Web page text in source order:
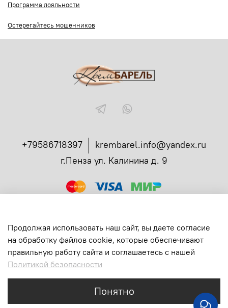
Программа лояльности
Остерегайтесь мошенников
+79586718397
krembarel.info@yandex.ru
г.Пенза ул. Калинина д. 9
Вся продукция сертифицирована
Все права защищены
ИП Богданова Екатерина Ивановна
ИНН: 583710231147
ОГРНИП: 315583700003390
Продолжая использовать наш сайт, вы даете согласие
на обработку файлов cookie, которые обеспечивают
правильную работу сайта и соглашаетесь с нашей
Политикой безопасности
Понятно